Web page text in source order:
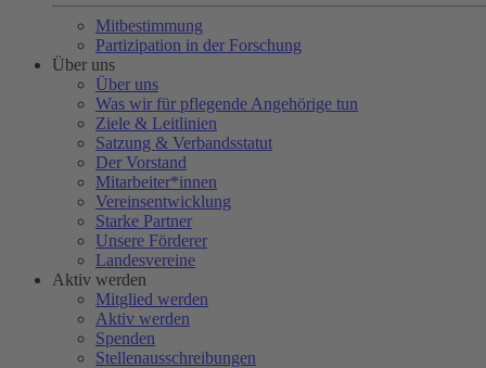
Mitbestimmung
Partizipation in der Forschung
Über uns
Über uns
Was wir für pflegende Angehörige tun
Ziele & Leitlinien
Satzung & Verbandsstatut
Der Vorstand
Mitarbeiter*innen
Vereinsentwicklung
Starke Partner
Unsere Förderer
Landesvereine
Aktiv werden
Mitglied werden
Aktiv werden
Spenden
Stellenausschreibungen